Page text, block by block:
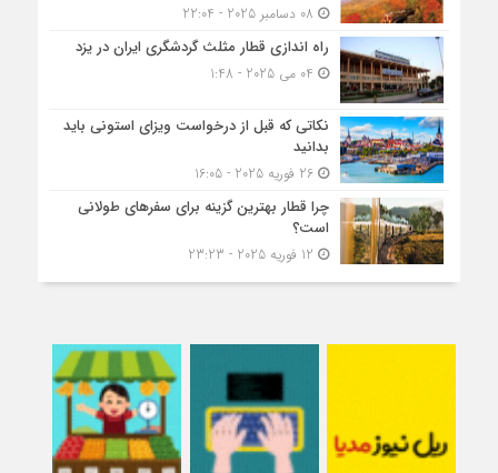
راه اندازی قطار مثلث گردشگری ایران در یزد
نکاتی که قبل از درخواست ویزای استونی باید
بدانید
26 فوریه 2025 - 16:05
چرا قطار بهترین گزینه برای سفرهای طولانی
است؟